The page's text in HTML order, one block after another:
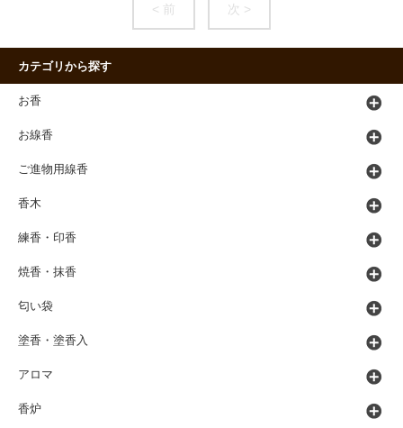
< 前 次 >
カテゴリから探す
お香
お線香
ご進物用線香
香木
練香・印香
焼香・抹香
匂い袋
塗香・塗香入
アロマ
香炉